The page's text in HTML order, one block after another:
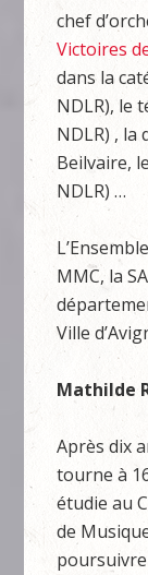
chef
Victoires
dans la
NDLR), le
NDLR) , la
Beilvaire,
NDLR) …
MMC, la
Ville
Mathilde
Après dix
tourne à
étudie au
de